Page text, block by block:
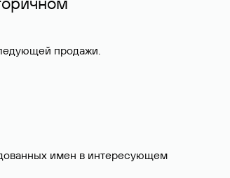
продажи.
имен в интересующем